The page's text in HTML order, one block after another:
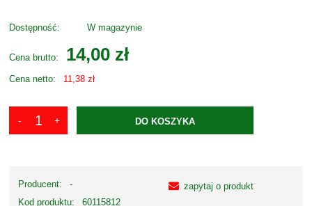
Dostępność: W magazynie
Cena brutto: 14,00 zł
Cena netto: 11,38 zł
DO KOSZYKA
Producent:
-
Kod produktu:
60115812
zapytaj o produkt